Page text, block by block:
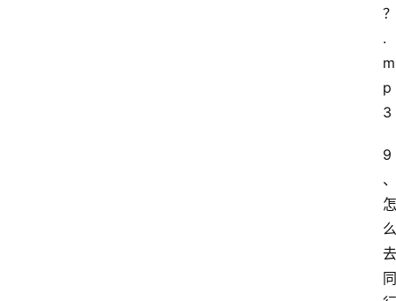
？
.
m
p
3
9
、
怎
么
去
同